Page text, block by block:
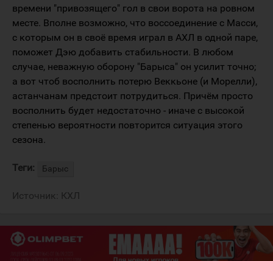
времени "привозящего" гол в свои ворота на ровном
месте. Вполне возможно, что воссоединение с Масси,
с которым он в своё время играл в АХЛ в одной паре,
поможет Дэю добавить стабильности. В любом
случае, неважную оборону "Барыса" он усилит точно;
а вот чтоб восполнить потерю Веккьоне (и Морелли),
астанчанам предстоит потрудиться. Причём просто
восполнить будет недостаточно - иначе с высокой
степенью вероятности повторится ситуация этого
сезона.
Теги: Барыс
Источник: КХЛ